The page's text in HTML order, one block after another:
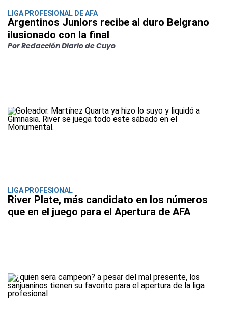
LIGA PROFESIONAL DE AFA
Argentinos Juniors recibe al duro Belgrano
ilusionado con la final
Por Redacción Diario de Cuyo
LIGA PROFESIONAL
River Plate, más candidato en los números
que en el juego para el Apertura de AFA